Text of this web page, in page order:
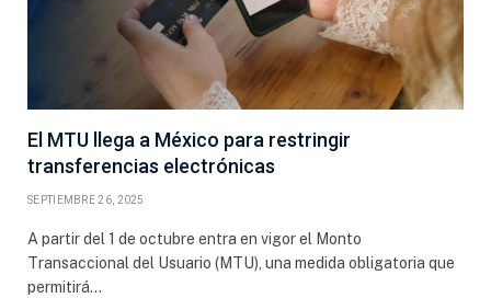
El MTU llega a México para restringir
transferencias electrónicas
SEPTIEMBRE 26, 2025
A partir del 1 de octubre entra en vigor el Monto
Transaccional del Usuario (MTU), una medida obligatoria que
permitirá…